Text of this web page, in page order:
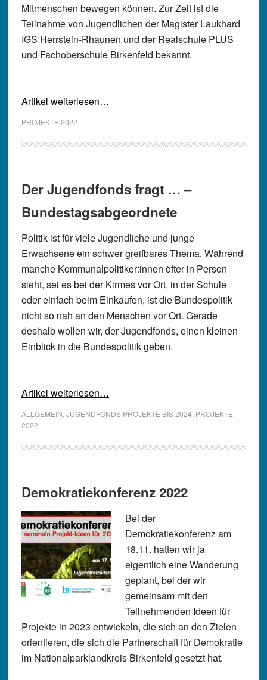
Mitmenschen bewegen können. Zur Zeit ist die
Teilnahme von Jugendlichen der Magister Laukhard
IGS Herrstein-Rhaunen und der Realschule PLUS
und Fachoberschule Birkenfeld bekannt.
Artikel weiterlesen…
PROJEKTE 2022
Der Jugendfonds fragt … –
Bundestagsabgeordnete
Politik ist für viele Jugendliche und junge
Erwachsene ein schwer greifbares Thema. Während
manche Kommunalpolitiker:innen öfter in Person
sieht, sei es bei der Kirmes vor Ort, in der Schule
oder einfach beim Einkaufen, ist die Bundespolitik
nicht so nah an den Menschen vor Ort. Gerade
deshalb wollen wir, der Jugendfonds, einen kleinen
Einblick in die Bundespolitik geben.
Artikel weiterlesen…
ALLGEMEIN JUGENDFONDS PROJEKTE BIS 2024 PROJEKTE
2022
Demokratiekonferenz 2022
Bei der
Demokratiekonferenz am
18.11. hatten wir ja
eigentlich eine Wanderung
geplant, bei der wir
gemeinsam mit den
Teilnehmenden Ideen für
Projekte in 2023 entwickeln, die sich an den Zielen
orientieren, die sich die Partnerschaft für Demokratie
im Nationalparklandkreis Birkenfeld gesetzt hat.